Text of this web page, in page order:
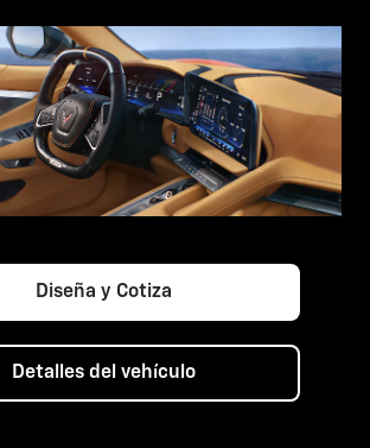
Diseña y Cotiza
Detalles del vehículo